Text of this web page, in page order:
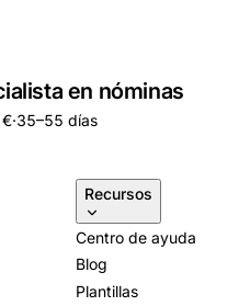
en nóminas
·35–55 días
Recursos
Centro de ayuda
Blog
Plantillas